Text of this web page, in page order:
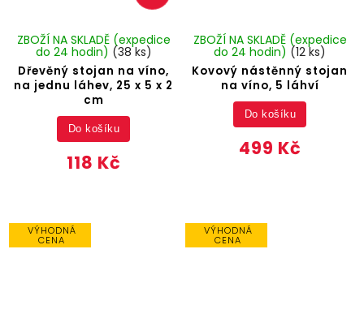
Dřevěný stojan na víno,
na jednu láhev, 25 x 5 x 2
cm
ZBOŽÍ NA SKLADĚ (expedice
do 24 hodin) (38 ks)
118 Kč
Do košíku
Kovový nástěnný stojan
na víno, 5 láhví
ZBOŽÍ NA SKLADĚ (expedice
do 24 hodin) (12 ks)
499 Kč
Do košíku
VÝHODNÁ
CENA
VÝHODNÁ
CENA